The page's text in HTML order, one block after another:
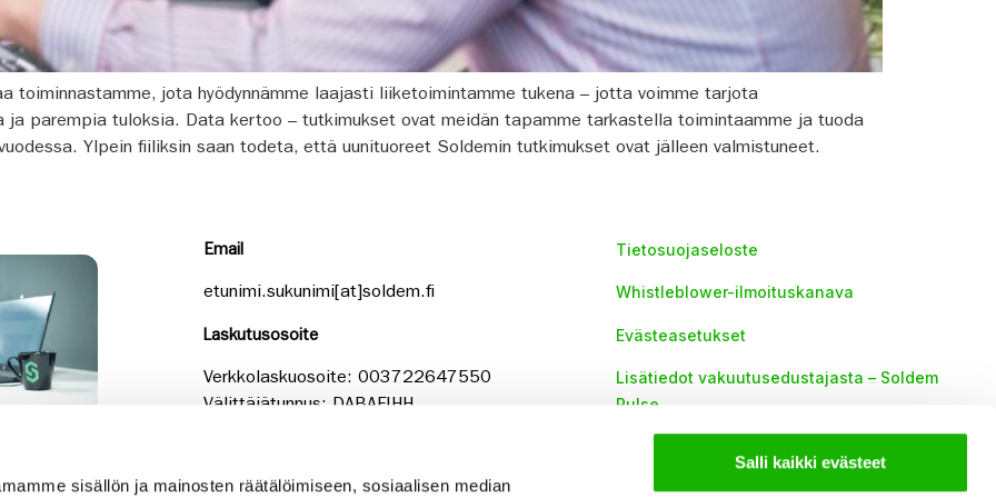
sisällön ja mainosten räätälöimiseen, sosiaalisen median
Salli kaikki evästeet
toiminnastamme, jota hyödynnämme laajasti liiketoimintamme tukena – jotta voimme tarjota
ja parempia tuloksia. Data kertoo – tutkimukset ovat meidän tapamme tarkastella toimintaamme ja tuoda
Ylpein fiiliksin saan todeta, että uunituoreet Soldemin tutkimukset ovat jälleen valmistuneet.
Email
etunimi.sukunimi[at]soldem.fi
Laskutusosoite
Verkkolaskuosoite: 003722647550
Välittäjätunnus: DABAFIHH
Tietosuojaseloste
Whistleblower-ilmoituskanava
Evästeasetukset
Lisätiedot vakuutusedustajasta – Soldem
Pulse